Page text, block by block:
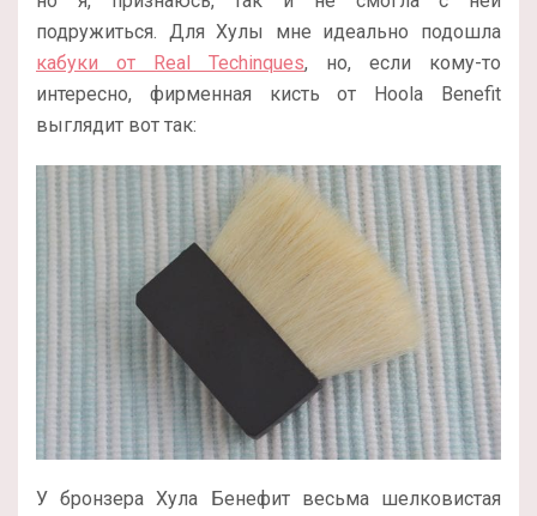
подружиться. Для Хулы мне идеально подошла
кабуки от Real Techinques, но, если кому-то
интересно, фирменная кисть от Hoola Benefit
выглядит вот так:
У бронзера Хула Бенефит весьма шелковистая